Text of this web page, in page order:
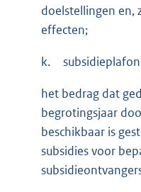
doelstellingen en,
effecten;
k.
het bedrag dat
begrotingsjaar
beschikbaar is
subsidies voor